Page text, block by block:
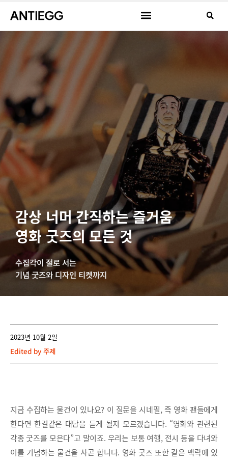
감상 너머 간직하는 즐거움
영화 굿즈의 모든 것
수집각이 절로 서는
기념 굿즈와 디자인 티켓까지
2023년 10월 2일
Edited by 주제
지금 수집하는 물건이 있나요? 이 질문을 시네필, 즉 영화 팬들에게
한다면 한결같은 대답을 듣게 될지 모르겠습니다. “영화와 관련된
각종 굿즈를 모은다”고 말이죠. 우리는 보통 여행, 전시 등을 다녀와
이를 기념하는 물건을 사곤 합니다. 영화 굿즈 또한 같은 맥락에 있